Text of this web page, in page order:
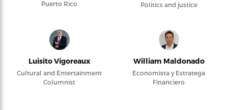
Puerto Rico
Politics and justice
Luisito Vigoreaux
Cultural and Entertainment
Columnist
William Maldonado
Economista y Estratega
Financiero